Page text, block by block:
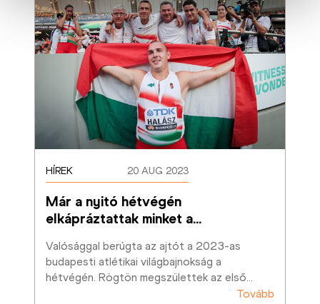
HÍREK 20 AUG 2023
Már a nyitó hétvégén
elkápráztattak minket a…
Valósággal berúgta az ajtót a 2023-as
budapesti atlétikai világbajnokság a
hétvégén. Rögtön megszülettek az első…
Tovább